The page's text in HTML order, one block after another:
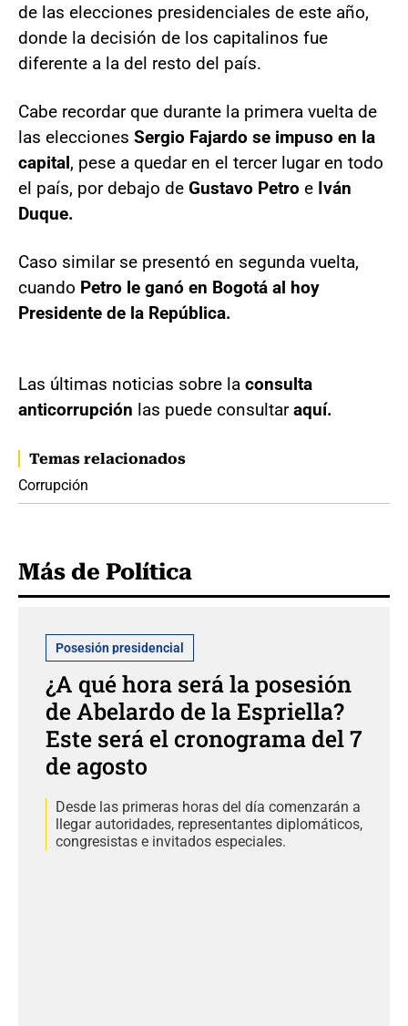
de las elecciones presidenciales de este año,
donde la decisión de los capitalinos fue
diferente a la del resto del país.
Cabe recordar que durante la primera vuelta de
las elecciones Sergio Fajardo se impuso en la
capital, pese a quedar en el tercer lugar en todo
el país, por debajo de Gustavo Petro e Iván
Duque.
Caso similar se presentó en segunda vuelta,
cuando Petro le ganó en Bogotá al hoy
Presidente de la República.
Las últimas noticias sobre la consulta
anticorrupción las puede consultaraquí.
Temas relacionados
Corrupción
Más de Política
Posesión presidencial
¿A qué hora será la posesión
de Abelardo de la Espriella?
Este será el cronograma del 7
de agosto
Desde las primeras horas del día comenzarán a
llegar autoridades, representantes diplomáticos,
congresistas e invitados especiales.